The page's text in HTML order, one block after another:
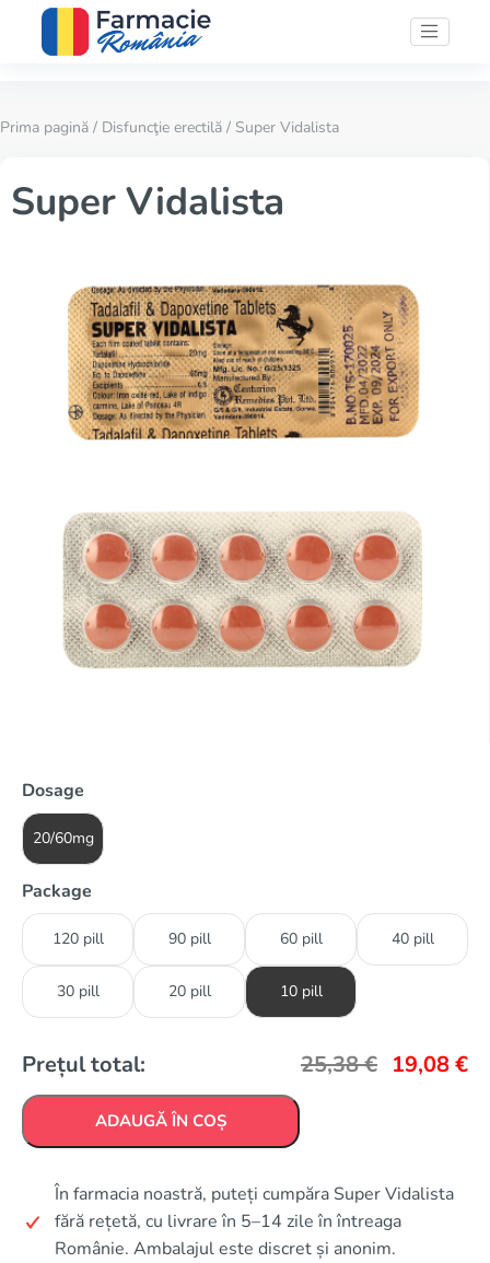
Prima pagină / Disfuncţie erectilă / Super Vidalista
Super Vidalista
Dosage
20/60mg
Package
120 pill 90 pill 60 pill 40 pill
30 pill 20 pill 10 pill
Prețul total: 25,38€ 19,08€
ADAUGĂ ÎN COȘ
În farmacia noastră, puteți cumpăra Super Vidalista
fără rețetă, cu livrare în 5–14 zile în întreaga
Românie. Ambalajul este discret și anonim.